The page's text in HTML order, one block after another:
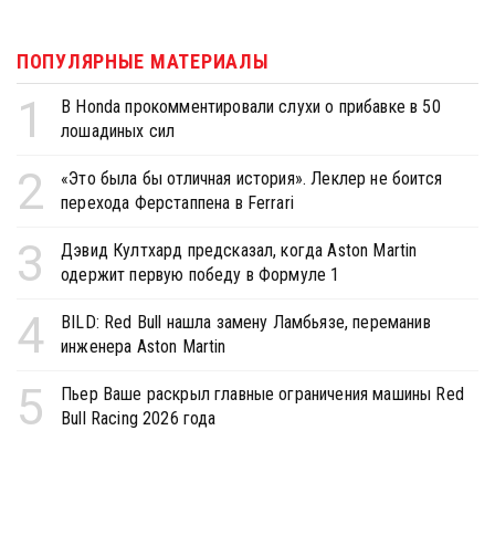
ПОПУЛЯРНЫЕ МАТЕРИАЛЫ
1
В Honda прокомментировали слухи о прибавке в 50
лошадиных сил
2
«Это была бы отличная история». Леклер не боится
перехода Ферстаппена в Ferrari
3
Дэвид Култхард предсказал, когда Aston Martin
одержит первую победу в Формуле 1
4
BILD: Red Bull нашла замену Ламбьязе, переманив
инженера Aston Martin
5
Пьер Ваше раскрыл главные ограничения машины Red
Bull Racing 2026 года